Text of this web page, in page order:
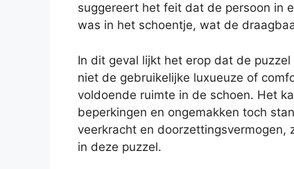
suggereert het feit dat de persoon in
was in het schoentje, wat de
In dit geval lijkt het erop dat de
niet de gebruikelijke luxueuze of
voldoende ruimte in de schoen. Het
beperkingen en ongemakken toch
veerkracht en doorzettingsvermogen,
in deze puzzel.